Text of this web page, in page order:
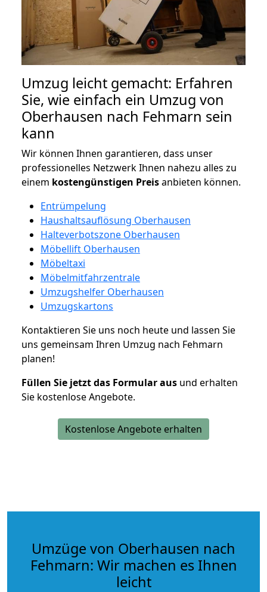
Umzug leicht gemacht: Erfahren
Sie, wie einfach ein Umzug von
Oberhausen nach Fehmarn sein
kann
Wir können Ihnen garantieren, dass unser
professionelles Netzwerk Ihnen nahezu alles zu
einem kostengünstigen Preisanbieten können.
Entrümpelung
Haushaltsauflösung Oberhausen
Halteverbotszone Oberhausen
Möbellift Oberhausen
Möbeltaxi
Möbelmitfahrzentrale
Umzugshelfer Oberhausen
Umzugskartons
Kontaktieren Sie uns noch heute und lassen Sie
uns gemeinsam Ihren Umzug nach Fehmarn
planen!
Füllen Sie jetzt das Formular aus und erhalten
Sie kostenlose Angebote.
Kostenlose Angebote erhalten
Umzüge von Oberhausen nach
Fehmarn: Wir machen es Ihnen
leicht